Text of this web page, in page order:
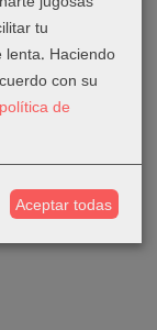
tu
lenta. Haciendo
con su
política de
Aceptar todas